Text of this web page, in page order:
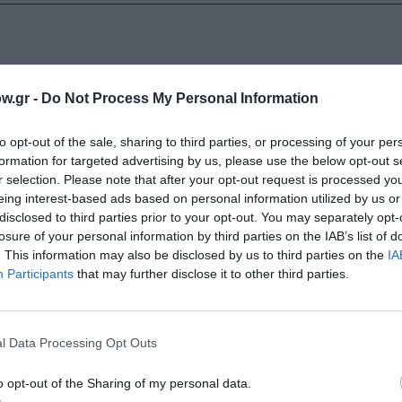
- Do Not Process My Personal Information
opt-out of the sale, sharing to third parties, or processing of your
for targeted advertising by us, please use the below opt-out
selection. Please note that after your opt-out request is processed
interest-based ads based on personal information utilized by us
to third parties prior to your opt-out. You may separately
of your personal information by third parties on the IAB’s list of
This information may also be disclosed by us to third parties on the
Participants that may further disclose it to other third parties.
Data Processing Opt Outs
opt-out of the Sharing of my personal data.
τον άνδρα της είχε προσελκύσει το ενδιαφέρον του
σε μορφή μπουρλέσκ (δηλαδή διακωμώδηση σοβαρών
εποχή επέλεξε να εστιάσει στον αρκετά κωμικό
γλεντοκόπο Ηρακλή. Παρόλο όμως που το
κάθε άλλο παρά ανάλαφρο είναι. Ο αρχαίος τραγικός
τον πόνο και τις σκέψεις μιας νέας συζύγου και
περισσότερο. Παράλληλα, ανησυχεί για την
γυναίκα, ενώ εκφράζει και κάποια πικρία που ο
της από τον Κάτω Κόσμο και η νέα αρχή στη
αποκλειστικά τον Άδμητο να θέσει τις βάσεις στο νέο
όσο και σκηνοθετικά, όπως συμβαίνει και